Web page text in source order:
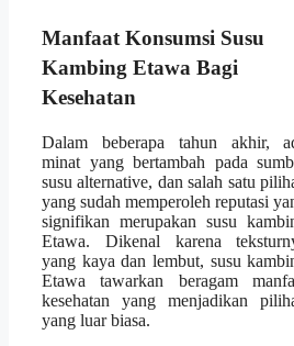
Manfaat Konsumsi Susu
Kambing Etawa Bagi
Kesehatan
Dalam beberapa tahun akhir,
minat yang bertambah pada
susu alternative, dan salah satu
yang sudah memperoleh reputasi
signifikan merupakan susu
Etawa. Dikenal karena
yang kaya dan lembut, susu
Etawa tawarkan beragam
kesehatan yang menjadikan
yang luar biasa.